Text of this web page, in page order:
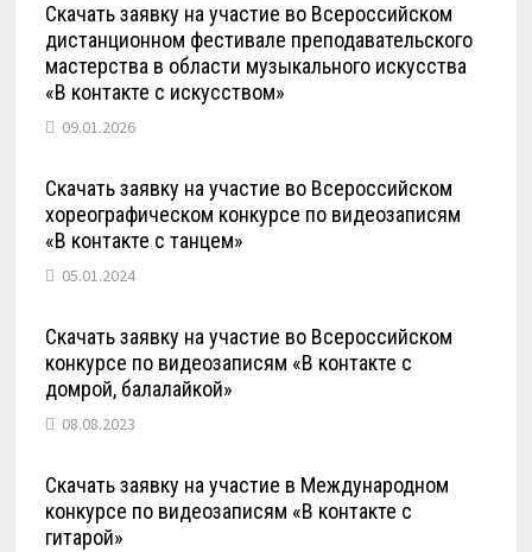
Скачать заявку на участие во Всероссийском
дистанционном фестивале преподавательского
мастерства в области музыкального искусства
«В контакте с искусством»
09.01.2026
Скачать заявку на участие во Всероссийском
хореографическом конкурсе по видеозаписям
«В контакте с танцем»
05.01.2024
Скачать заявку на участие во Всероссийском
конкурсе по видеозаписям «В контакте с
домрой, балалайкой»
08.08.2023
Скачать заявку на участие в Международном
конкурсе по видеозаписям «В контакте с
гитарой»